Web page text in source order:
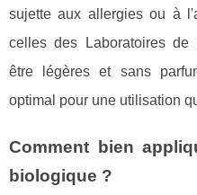
sujette aux allergies ou à
celles des Laboratoires de
être légères et sans
optimal pour une utilisation
Comment bien
biologique ?